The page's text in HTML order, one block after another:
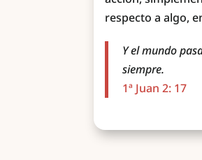
respecto a algo,
Y el mundo
siempre.
1ª Juan 2: 17